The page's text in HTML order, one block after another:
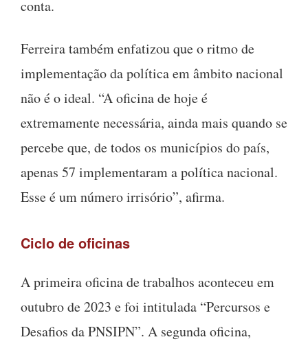
conta.
Ferreira também enfatizou que o ritmo de
implementação da política em âmbito nacional
não é o ideal. “A oficina de hoje é
extremamente necessária, ainda mais quando se
percebe que, de todos os municípios do país,
apenas 57 implementaram a política nacional.
Esse é um número irrisório”, afirma.
Ciclo de oficinas
A primeira oficina de trabalhos aconteceu em
outubro de 2023 e foi intitulada “Percursos e
Desafios da PNSIPN”. A segunda oficina,